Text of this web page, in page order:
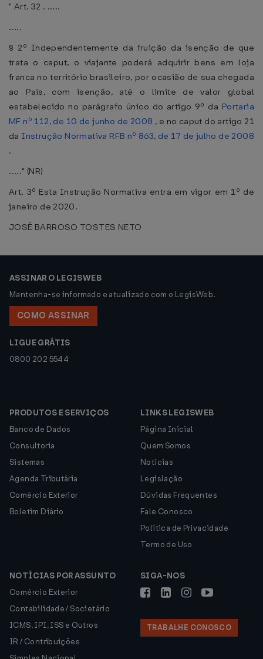
" Art. 32 . .....
.....
§ 2º Independentemente da fruição da isenção de que
trata o caput, o viajante poderá adquirir bens em loja
franca no território brasileiro, por ocasião de sua chegada
ao País, com isenção, até o limite de valor global
estabelecido no parágrafo único do artigo 9º da Portaria
MF nº 112, de 10 de junho de 2008 , e no caput do artigo 21
da Instrução Normativa RFB nº 863, de 17 de julho de 2008
.
....." (NR)
Art. 3º Esta Instrução Normativa entra em vigor em 1º de
janeiro de 2020.
JOSÉ BARROSO TOSTES NETO
ASSINAR O LEGISWEB
Mantenha-se informado e atualizado com o LegisWeb.
COMO ASSINAR
LIGUE GRÁTIS
0800 202 5544
PRODUTOS E SERVIÇOS
Banco de Dados
Consultoria
Sistemas
Agenda Tributária
Comércio Exterior
Boletim Diário
LINKS LEGISWEB
Página Inicial
Quem Somos
Notícias
Legislação
Dúvidas Frequentes
Fale Conosco
Política de Privacidade
Termo de Uso
NOTÍCIAS POR ASSUNTO
Comércio Exterior
Contabilidade / Societário
ICMS, IPI, ISS e Outros
IR / Contribuições
SIGA-NOS
TRABALHE CONOSCO